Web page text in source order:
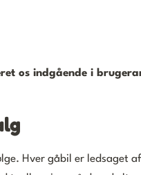
os indgående i
Hver gåbil er ledsaget